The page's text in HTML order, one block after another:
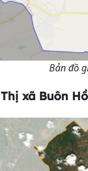
Bản đồ
Thị xã Buôn Hồ